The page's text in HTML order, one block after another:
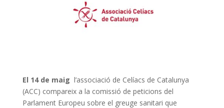
El 14 de maig l’associació de Celíacs de Catalunya
(ACC) compareix a la comissió de peticions del
Parlament Europeu sobre el greuge sanitari que